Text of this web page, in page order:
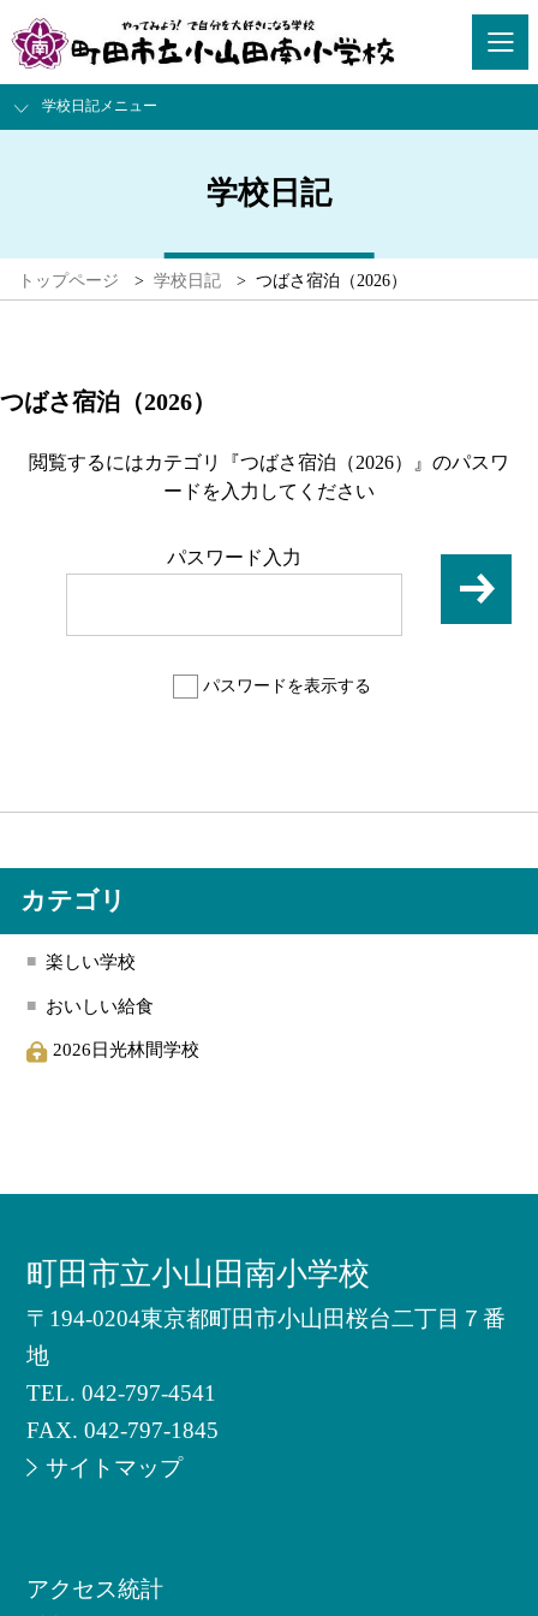
学校日記メニュー
学校日記
トップページ > 学校日記 > つばさ宿泊（2026）
つばさ宿泊（2026）
閲覧するにはカテゴリ『つばさ宿泊（2026）』のパスワ
ードを入力してください
パスワード入力
パスワードを表示する
カテゴリ
楽しい学校
おいしい給食
2026日光林間学校
町田市立小山田南小学校
〒194-0204東京都町田市小山田桜台二丁目７番
地
TEL.042-797-4541
FAX. 042-797-1845
サイトマップ
アクセス統計